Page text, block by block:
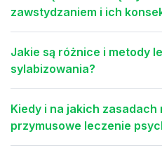
zawstydzaniem i ich
Jakie są różnice i metody
sylabizowania?
Kiedy i na jakich zasadach
przymusowe leczenie